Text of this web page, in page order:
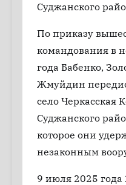
Суджанского
По приказу
командования в
года Бабенко,
Жмуйдин
село Черкасская
Суджанского
которое они
незаконным
9 июля 2025